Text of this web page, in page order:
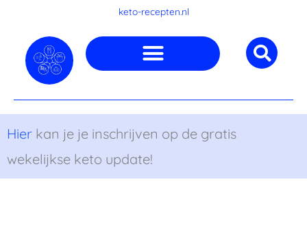
inhoud
keto-recepten.nl
Hier kan je je inschrijven op de gratis
wekelijkse keto update!